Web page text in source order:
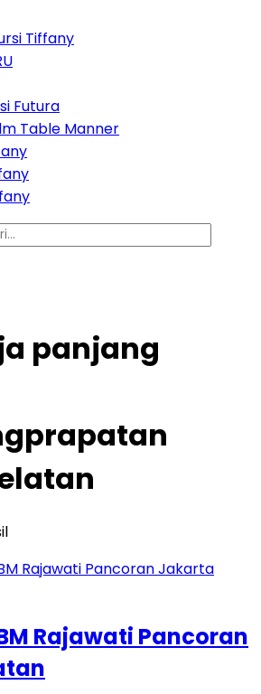
Tiffany
Futura
Table Manner
panjang
Rajawati Pancoran